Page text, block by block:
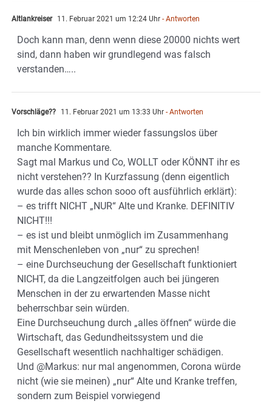
Altlankreiser 11. Februar 2021 um 12:24 Uhr - Antworten
Doch kann man, denn wenn diese 20000 nichts wert
sind, dann haben wir grundlegend was falsch
verstanden…..
Vorschläge?? 11. Februar 2021 um 13:33 Uhr - Antworten
Ich bin wirklich immer wieder fassungslos über
manche Kommentare.
Sagt mal Markus und Co, WOLLT oder KÖNNT ihr es
nicht verstehen?? In Kurzfassung (denn eigentlich
wurde das alles schon sooo oft ausführlich erklärt):
– es trifft NICHT „NUR“ Alte und Kranke. DEFINITIV
NICHT!!!
– es ist und bleibt unmöglich im Zusammenhang
mit Menschenleben von „nur“ zu sprechen!
– eine Durchseuchung der Gesellschaft funktioniert
NICHT, da die Langzeitfolgen auch bei jüngeren
Menschen in der zu erwartenden Masse nicht
beherrschbar sein würden.
Eine Durchseuchung durch „alles öffnen“ würde die
Wirtschaft, das Gedundheitssystem und die
Gesellschaft wesentlich nachhaltiger schädigen.
Und @Markus: nur mal angenommen, Corona würde
nicht (wie sie meinen) „nur“ Alte und Kranke treffen,
sondern zum Beispiel vorwiegend